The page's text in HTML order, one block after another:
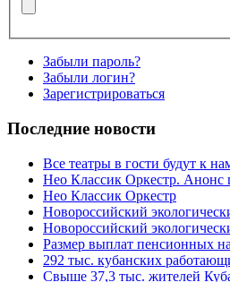
Забыли пароль?
Забыли логин?
Зарегистрироваться
Последние новости
Все театры в гости будут к
Нео Классик Оркестр. Анонс
Нео Классик Оркестр
Новороссийский
Новороссийский
Размер выплат пенсионных
292 тыс. кубанских
Свыше 37,3 тыс. жителей